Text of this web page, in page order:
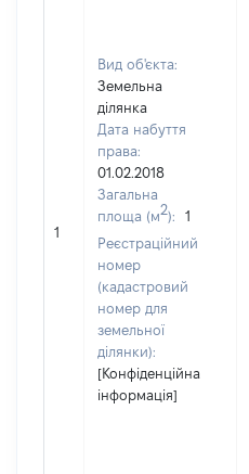
1
Вид об'єкта:
Земельна
ділянка
Дата набуття
права:
01.02.2018
Загальна
площа (м2):
1
Реєстраційний
номер
(кадастровий
номер для
земельної
ділянки):
[Конфіденційна
інформація]